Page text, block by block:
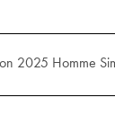
2025 Homme